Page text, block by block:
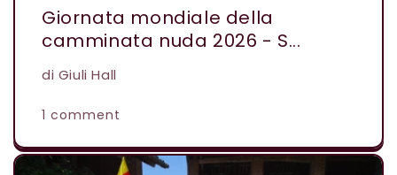
Giornata mondiale della
camminata nuda 2026 - S...
di Giuli Hall
1 comment